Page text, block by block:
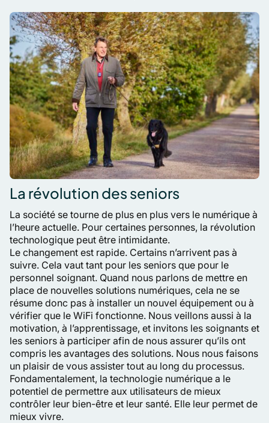
La révolution des seniors
La société se tourne de plus en plus vers le numérique à
l’heure actuelle. Pour certaines personnes, la révolution
technologique peut être intimidante.
Le changement est rapide. Certains n’arrivent pas à
suivre. Cela vaut tant pour les seniors que pour le
personnel soignant. Quand nous parlons de mettre en
place de nouvelles solutions numériques, cela ne se
résume donc pas à installer un nouvel équipement ou à
vérifier que le WiFi fonctionne. Nous veillons aussi à la
motivation, à l’apprentissage, et invitons les soignants et
les seniors à participer afin de nous assurer qu’ils ont
compris les avantages des solutions. Nous nous faisons
un plaisir de vous assister tout au long du processus.
Fondamentalement, la technologie numérique a le
potentiel de permettre aux utilisateurs de mieux
contrôler leur bien-être et leur santé. Elle leur permet de
mieux vivre.